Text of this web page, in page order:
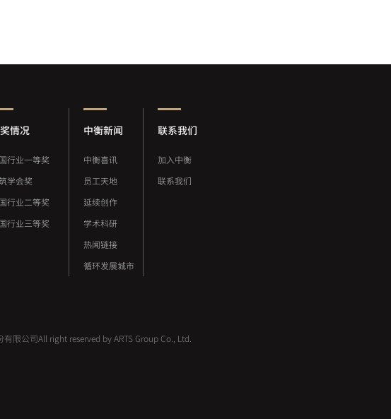
情况
行业一等奖
学会奖
行业二等奖
行业三等奖
中衡新闻
中衡喜讯
员工天地
延续创作
学术科研
热闻链接
循环发展城市
联系我们
加入中衡
联系我们
限公司All right reserved by ARTS Group Co., Ltd.